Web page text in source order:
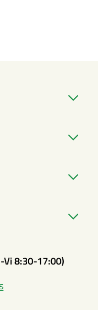
Vi 8:30-17:00)